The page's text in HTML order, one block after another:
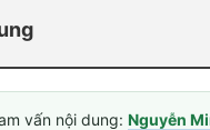
vấn nội dung: Nguyễn